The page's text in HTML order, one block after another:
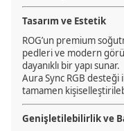
Tasarım ve Estetik
ROG’un premium
pedleri ve modern
dayanıklı bir yapı sunar.
Aura Sync RGB desteği
tamamen
Genişletilebilirlik ve